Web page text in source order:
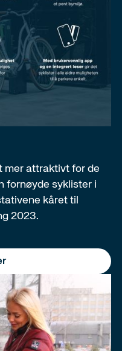
mer attraktivt for de
fornøyde syklister i
kåret til
2023.